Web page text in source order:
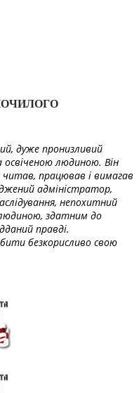
дуже пронизливий
освіченою людиною. Він
читав, працював і вимагав
адміністратор,
непохитний
здатним до
правді.
безкорисливо свою